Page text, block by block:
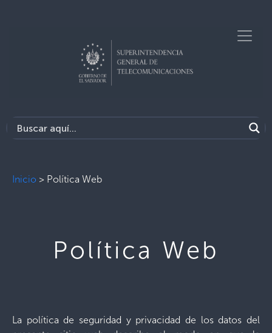
Inicio > Política Web
Política Web
La política de seguridad y privacidad de los datos del